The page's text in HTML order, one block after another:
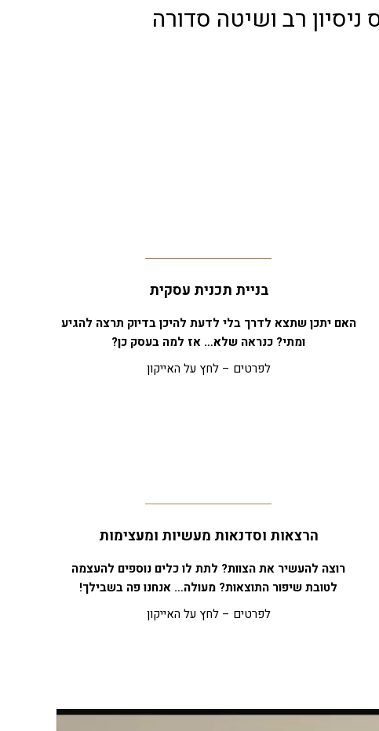
רב ושיטה סדורה
בניית תכנית עסקית
האם יתכן שתצא לדרך בלי לדעת להיכן בדיוק תרצה להגיע
ומתי? כנראה שלא… אז למה בעסק כן?
לפרטים – לחץ על האייקון
הרצאות וסדנאות מעשיות ומעצימות
רוצה להעשיר את הצוות? לתת לו כלים נוספים להעצמה
לטובת שיפור התוצאות? מעולה… אנחנו פה בשבילך!
לפרטים – לחץ על האייקון